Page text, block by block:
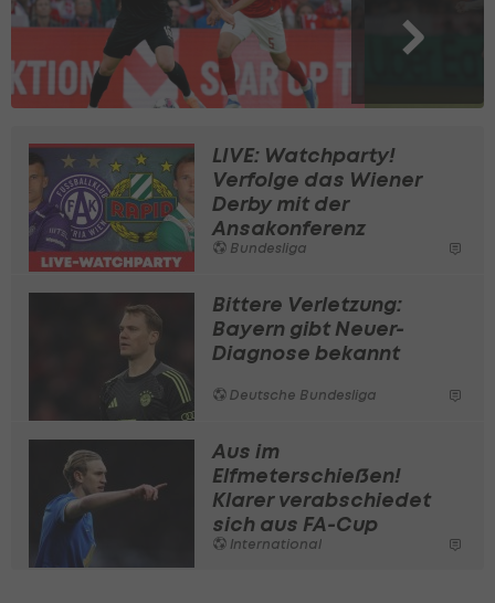
LIVE: Watchparty!
Verfolge das Wiener
Derby mit der
Ansakonferenz
Bundesliga
Bittere Verletzung:
Bayern gibt Neuer-
Diagnose bekannt
Deutsche Bundesliga
Aus im
Elfmeterschießen!
Klarer verabschiedet
sich aus FA-Cup
International